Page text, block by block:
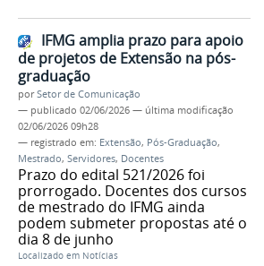
IFMG amplia prazo para apoio
de projetos de Extensão na pós-
graduação
porSetor de Comunicação
— publicado 02/06/2026 — última modificação
02/06/2026 09h28
— registrado em: Extensão, Pós-Graduação,
Mestrado, Servidores, Docentes
Prazo do edital 521/2026 foi
prorrogado. Docentes dos cursos
de mestrado do IFMG ainda
podem submeter propostas até o
dia 8 de junho
Localizado em Notícias